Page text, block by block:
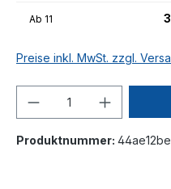
Ab 11
Preise inkl. MwSt. zzgl.
Produktnummer: